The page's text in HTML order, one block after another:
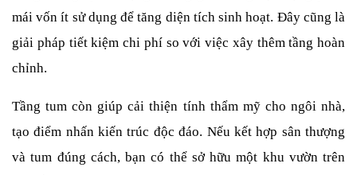
mái vốn ít sử dụng để tăng diện tích sinh hoạt. Đây cũng là
giải pháp tiết kiệm chi phí so với việc xây thêm tầng hoàn
chỉnh.
Tầng tum còn giúp cải thiện tính thẩm mỹ cho ngôi nhà,
tạo điểm nhấn kiến trúc độc đáo. Nếu kết hợp sân thượng
và tum đúng cách, bạn có thể sở hữu một khu vườn trên